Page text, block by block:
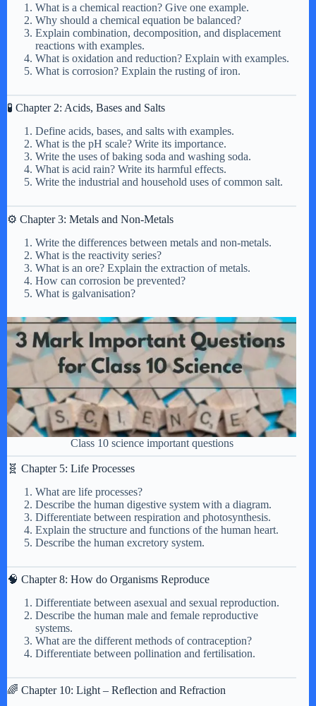
What is a chemical reaction? Give one example.
Why should a chemical equation be balanced?
Explain combination, decomposition, and displacement
reactions with examples.
What is oxidation and reduction? Explain with examples.
What is corrosion? Explain the rusting of iron.
🧪 Chapter 2: Acids, Bases and Salts
Define acids, bases, and salts with examples.
What is the pH scale? Write its importance.
Write the uses of baking soda and washing soda.
What is acid rain? Write its harmful effects.
Write the industrial and household uses of common salt.
⚙️ Chapter 3: Metals and Non-Metals
Write the differences between metals and non-metals.
What is the reactivity series?
What is an ore? Explain the extraction of metals.
How can corrosion be prevented?
What is galvanisation?
Class 10 science important questions
🧬 Chapter 5: Life Processes
What are life processes?
Describe the human digestive system with a diagram.
Differentiate between respiration and photosynthesis.
Explain the structure and functions of the human heart.
Describe the human excretory system.
🧠 Chapter 8: How do Organisms Reproduce
Differentiate between asexual and sexual reproduction.
Describe the human male and female reproductive
systems.
What are the different methods of contraception?
Differentiate between pollination and fertilisation.
🌈 Chapter 10: Light – Reflection and Refraction